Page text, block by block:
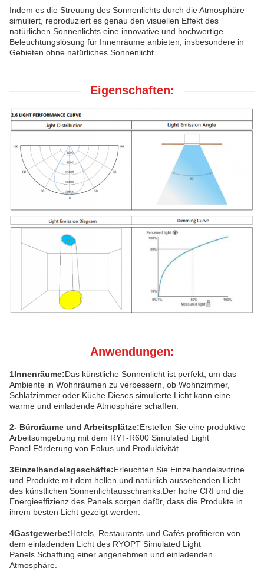
Indem es die Streuung des Sonnenlichts durch die Atmosphäre
simuliert, reproduziert es genau den visuellen Effekt des
natürlichen Sonnenlichts.eine innovative und hochwertige
Beleuchtungslösung für Innenräume anbieten, insbesondere in
Gebieten ohne natürliches Sonnenlicht.
Eigenschaften:
Anwendungen:
1Innenräume:Das künstliche Sonnenlicht ist perfekt, um das
Ambiente in Wohnräumen zu verbessern, ob Wohnzimmer,
Schlafzimmer oder Küche.Dieses simulierte Licht kann eine
warme und einladende Atmosphäre schaffen.
2- Büroräume und Arbeitsplätze:Erstellen Sie eine produktive
Arbeitsumgebung mit dem RYT-R600 Simulated Light
Panel.Förderung von Fokus und Produktivität.
3Einzelhandelsgeschäfte:Erleuchten Sie Einzelhandelsvitrine
und Produkte mit dem hellen und natürlich aussehenden Licht
des künstlichen Sonnenlichtausschranks.Der hohe CRI und die
Energieeffizienz des Panels sorgen dafür, dass die Produkte in
ihrem besten Licht gezeigt werden.
4Gastgewerbe:Hotels, Restaurants und Cafés profitieren von
dem einladenden Licht des RYOPT Simulated Light
Panels.Schaffung einer angenehmen und einladenden
Atmosphäre.